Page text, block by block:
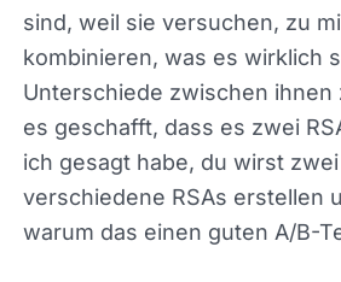
sind, weil sie versuchen, zu
kombinieren, was es wirklich
Unterschiede zwischen
es geschafft, dass es zwei
die ich gesagt habe, du wirst
verschiedene RSAs erstellen
warum das einen guten A/B-